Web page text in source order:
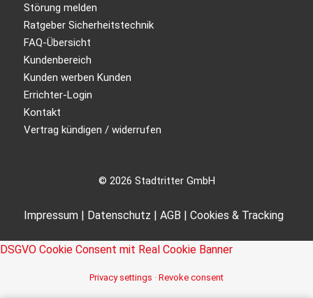
Störung melden
Ratgeber Sicherheitstechnik
FAQ-Übersicht
Kundenbereich
Kunden werben Kunden
Errichter-Login
Kontakt
Vertrag kündigen / widerrufen
© 2026 Stadtritter GmbH
Impressum | Datenschutz | AGB | Cookies & Tracking
DSGVO Cookie Consent mit Real Cookie Banner
Privacy settings · Revoke consent